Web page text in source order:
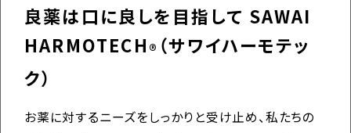
良薬は口に良しを目指して SAWAI
HARMOTECH® （サワイハーモテッ
ク）
お薬に対するニーズをしっかりと受け止め、私たちの